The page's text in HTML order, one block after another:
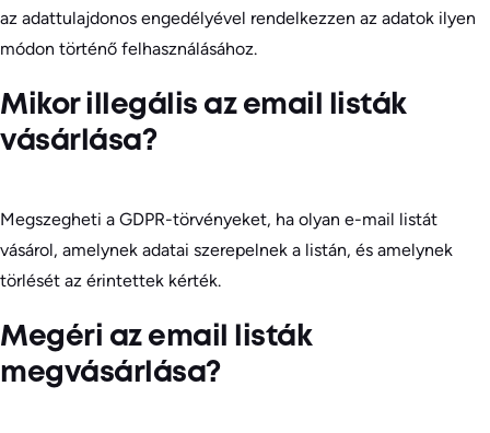
az adattulajdonos engedélyével rendelkezzen az adatok ilyen
módon történő felhasználásához.
Mikor illegális az email listák
vásárlása?
Megszegheti a GDPR-törvényeket, ha olyan e-mail listát
vásárol, amelynek adatai szerepelnek a listán, és amelynek
törlését az érintettek kérték.
Megéri az email listák
megvásárlása?